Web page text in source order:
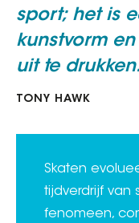
sport; het is
kunstvorm
uit te
TONY HAWK
Skaten
tijdverdrijf van
fenomeen,